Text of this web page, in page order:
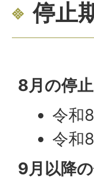
停止
8月の停
令和
令和
9月以降